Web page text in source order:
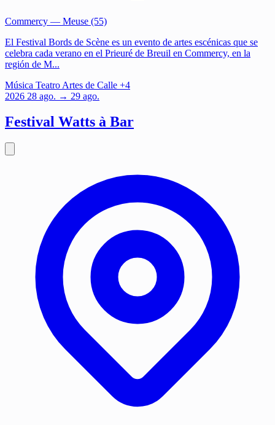
Commercy — Meuse (55)
El Festival Bords de Scène es un evento de artes escénicas que se
celebra cada verano en el Prieuré de Breuil en Commercy, en la
región de M...
Música Teatro Artes de Calle +4
2026 28 ago. → 29 ago.
Festival Watts à Bar